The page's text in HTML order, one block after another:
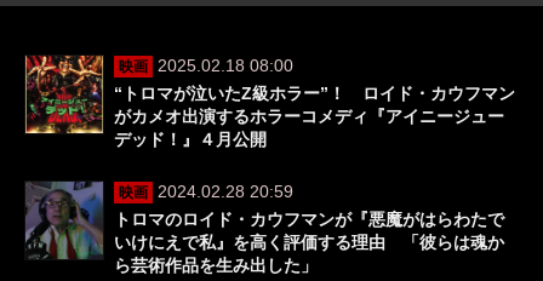
映画
2025.02.18 08:00
“トロマが泣いたZ級ホラー”！ ロイド・カウフマン
がカメオ出演するホラーコメディ『アイニージュー
デッド！』４月公開
映画
2024.02.28 20:59
トロマのロイド・カウフマンが『悪魔がはらわたで
いけにえで私』を高く評価する理由 「彼らは魂か
ら芸術作品を生み出した」